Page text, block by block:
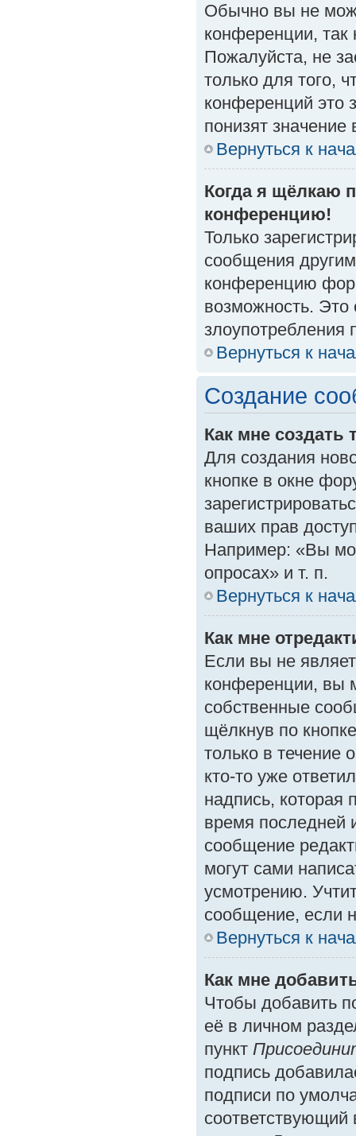
Обычно вы не
конференции, так
Пожалуйста, не
только для того,
конференций это
понизят
Вернуться к
Когда я щёлкаю
конференцию!
Только
сообщения
конференцию
возможность. Это
злоупотребления
Вернуться к
Создание
Как мне создать
Для создания
кнопке в окне
ваших прав
Например: «Вы
опросах» и т. п.
Вернуться к
Как мне
Если вы не
конференции, вы
собственные
щёлкнув по
только в течение
кто-то уже
надпись, которая
время последней
сообщение
могут сами
усмотрению.
сообщение, если
Вернуться к
Как мне
Чтобы добавить
её в личном
пункт
подпись
подписи по